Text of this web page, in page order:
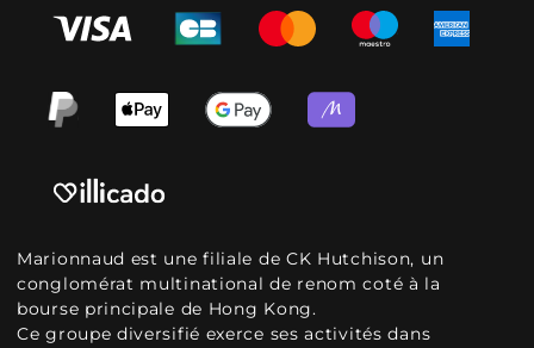
Marionnaud est une filiale de CK Hutchison, un
conglomérat multinational de renom coté à la
bourse principale de Hong Kong.
Ce groupe diversifié exerce ses activités dans